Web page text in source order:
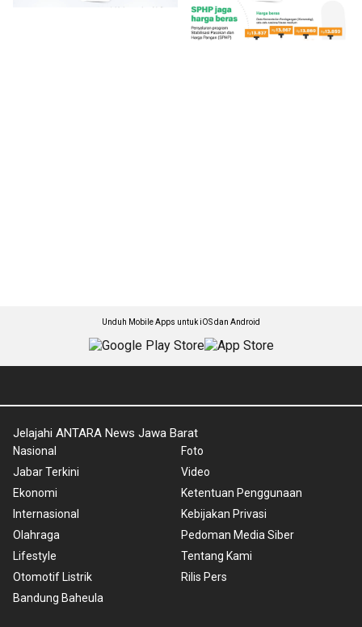
Unduh Mobile Apps untuk iOS dan Android
Jelajahi ANTARA News Jawa Barat
Nasional
Jabar Terkini
Ekonomi
Internasional
Olahraga
Lifestyle
Otomotif Listrik
Bandung Baheula
Foto
Video
Ketentuan Penggunaan
Kebijakan Privasi
Pedoman Media Siber
Tentang Kami
Rilis Pers